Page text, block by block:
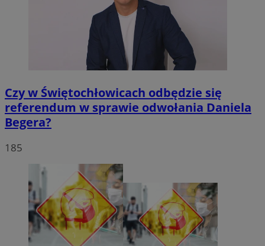
Czy w Świętochłowicach odbędzie się
referendum w sprawie odwołania Daniela
Begera?
185